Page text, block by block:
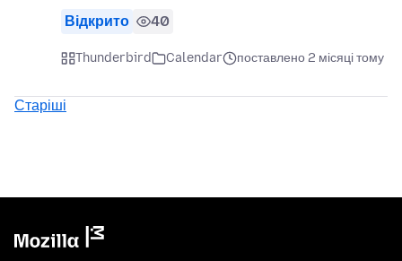
Відкрито 40
Thunderbird Calendar поставлено 2 місяці тому
Старіші